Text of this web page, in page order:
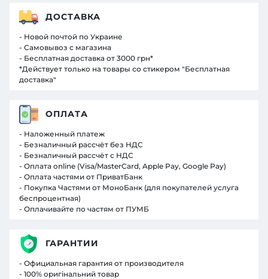
ДОСТАВКА
- Новой почтой по Украине
- Самовывоз с магазина
- Бесплатная доставка от 3000 грн*
*Действует только на товары со стикером "Бесплатная
доставка"
ОПЛАТА
- Наложенный платеж
- Безналичный рассчёт без НДС
- Безналичный рассчёт с НДС
- Оплата online (Visa/MasterCard, Apple Pay, Google Pay)
- Оплата частями от ПриватБанк
- Покупка Частями от МоноБанк (для покупателей услуга
беспроцентная)
- Оплачивайте по частям от ПУМБ
ГАРАНТИИ
- Официальная гарантия от производителя
- 100% оригінальний товар